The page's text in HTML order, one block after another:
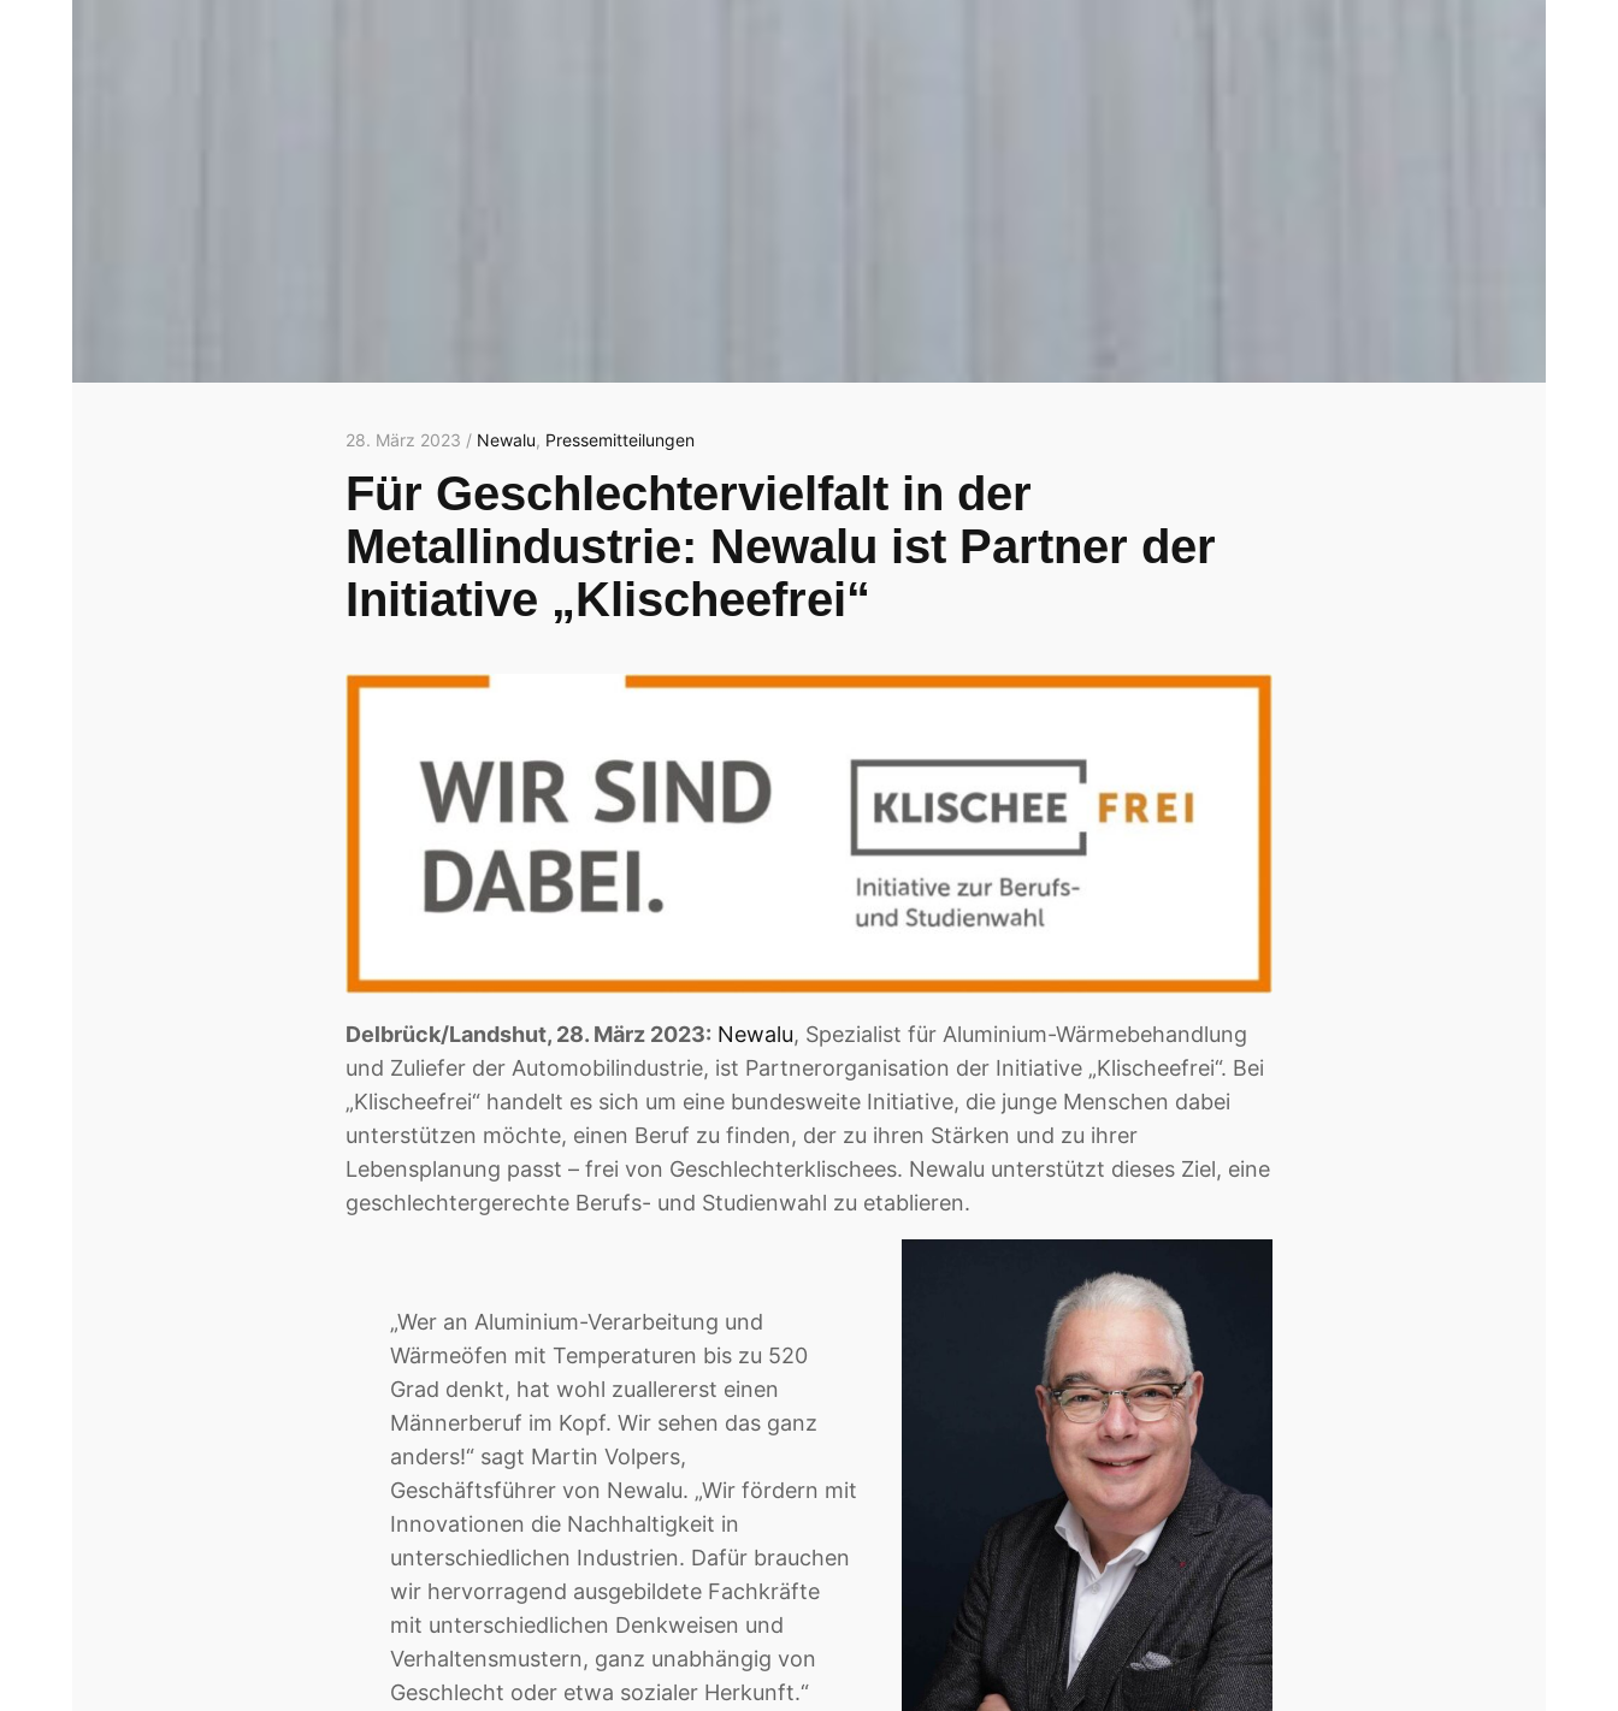
28. März 2023 / Newalu, Pressemitteilungen
Für Geschlechtervielfalt in der
Metallindustrie: Newalu ist Partner der
Initiative „Klischeefrei“
Delbrück/Landshut, 28. März 2023: Newalu, Spezialist für Aluminium-Wärmebehandlung
und Zuliefer der Automobilindustrie, ist Partnerorganisation der Initiative „Klischeefrei“. Bei
„Klischeefrei“ handelt es sich um eine bundesweite Initiative, die junge Menschen dabei
unterstützen möchte, einen Beruf zu finden, der zu ihren Stärken und zu ihrer
Lebensplanung passt – frei von Geschlechterklischees. Newalu unterstützt dieses Ziel, eine
geschlechtergerechte Berufs- und Studienwahl zu etablieren.
„Wer an Aluminium-Verarbeitung und
Wärmeöfen mit Temperaturen bis zu 520
Grad denkt, hat wohl zuallererst einen
Männerberuf im Kopf. Wir sehen das ganz
anders!“ sagt Martin Volpers,
Geschäftsführer von Newalu. „Wir fördern mit
Innovationen die Nachhaltigkeit in
unterschiedlichen Industrien. Dafür brauchen
wir hervorragend ausgebildete Fachkräfte
mit unterschiedlichen Denkweisen und
Verhaltensmustern, ganz unabhängig von
Geschlecht oder etwa sozialer Herkunft.“